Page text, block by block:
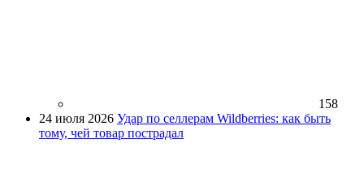
158
24 июля 2026 Удар по селлерам Wildberries: как быть
тому, чей товар пострадал